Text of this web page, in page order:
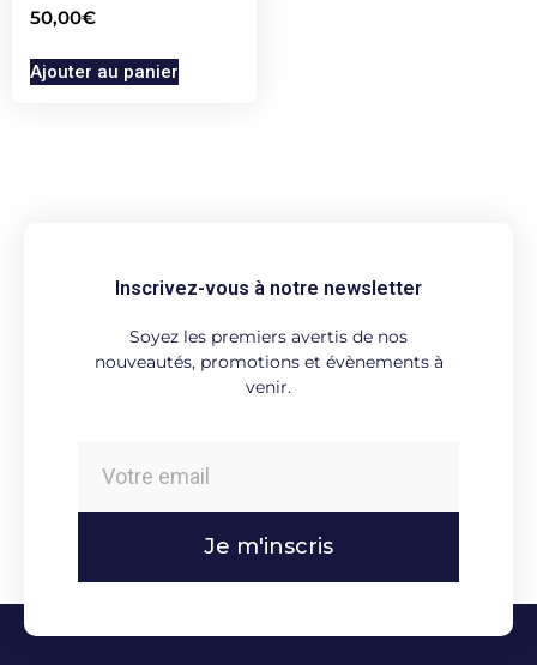
50,00€
Ajouter au panier
Inscrivez-vous à notre newsletter
Soyez les premiers avertis de nos
nouveautés, promotions et évènements à
venir.
Je m'inscris